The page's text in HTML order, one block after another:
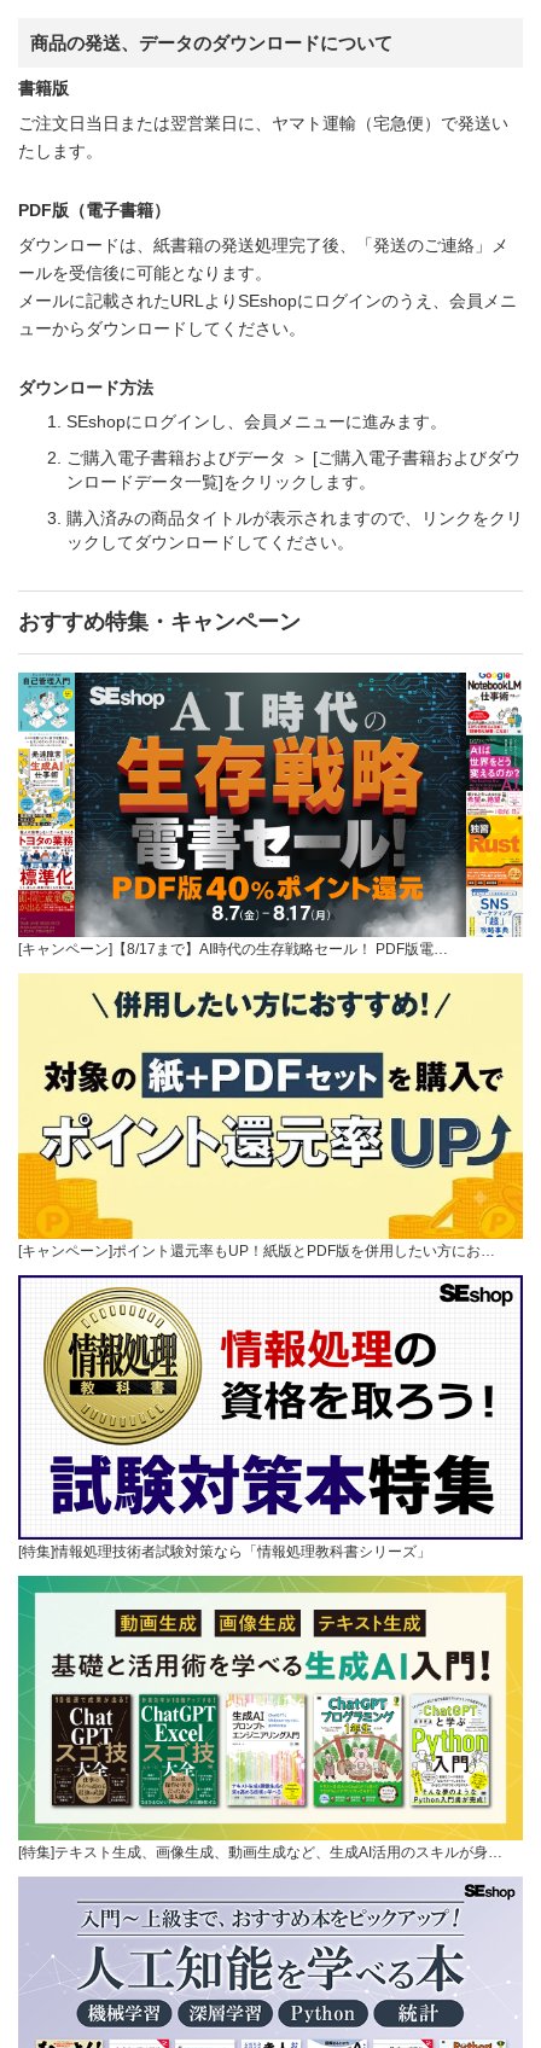
商品の発送、データのダウンロードについて
書籍版
ご注文日当日または翌営業日に、ヤマト運輸（宅急便）で発送い
たします。
PDF版（電子書籍）
ダウンロードは、紙書籍の発送処理完了後、「発送のご連絡」メ
ールを受信後に可能となります。
メールに記載されたURLよりSEshopにログインのうえ、会員メニ
ューからダウンロードしてください。
ダウンロード方法
SEshopにログインし、会員メニューに進みます。
ご購入電子書籍およびデータ ＞ [ご購入電子書籍およびダウ
ンロードデータ一覧]をクリックします。
購入済みの商品タイトルが表示されますので、リンクをクリ
ックしてダウンロードしてください。
おすすめ特集・キャンペーン
[キャンペーン]【8/17まで】AI時代の生存戦略セール！ PDF版電…
[キャンペーン]ポイント還元率もUP！紙版とPDF版を併用したい方にお…
[特集]情報処理技術者試験対策なら「情報処理教科書シリーズ」
[特集]テキスト生成、画像生成、動画生成など、生成AI活用のスキルが身…